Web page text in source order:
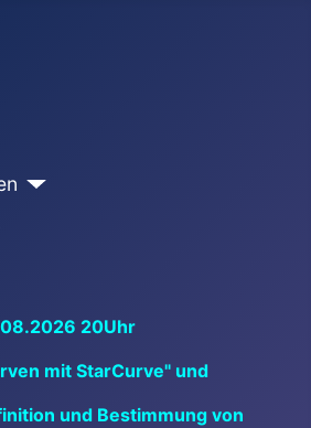
20Uhr
mit StarCurve" und
und Bestimmung von